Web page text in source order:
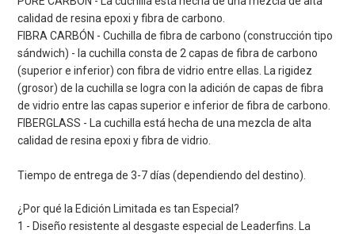
calidad de resina epoxi y fibra de carbono.
FIBRA CARBÓN - Cuchilla de fibra de carbono (construcción tipo
sándwich) - la cuchilla consta de 2 capas de fibra de carbono
(superior e inferior) con fibra de vidrio entre ellas. La rigidez
(grosor) de la cuchilla se logra con la adición de capas de fibra
de vidrio entre las capas superior e inferior de fibra de carbono.
FIBERGLASS - La cuchilla está hecha de una mezcla de alta
calidad de resina epoxi y fibra de vidrio.
Tiempo de entrega de 3-7 días (dependiendo del destino).
¿Por qué la Edición Limitada es tan Especial?
1 - Diseño resistente al desgaste especial de Leaderfins. La